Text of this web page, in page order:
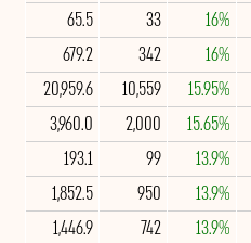
16%
33
65.5
16%
342
679.2
15.95%
10,559
20,959.6
15.65%
2,000
3,960.0
13.9%
99
193.1
13.9%
950
1,852.5
13.9%
742
1,446.9